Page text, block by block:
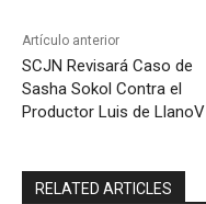
Artículo anterior
SCJN Revisará Caso de
Sasha Sokol Contra el
Productor Luis de LlanoV
RELATED ARTICLES